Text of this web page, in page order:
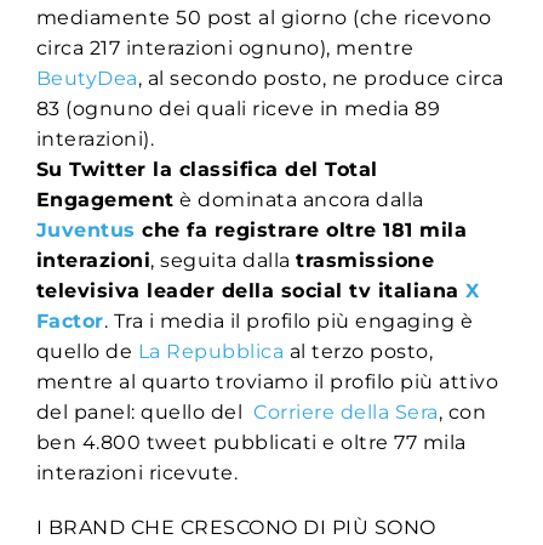
mediamente 50 post al giorno (che ricevono
circa 217 interazioni ognuno), mentre
BeutyDea, al secondo posto, ne produce circa
83 (ognuno dei quali riceve in media 89
interazioni).
Su Twitter la classifica del Total
Engagement è dominata ancora dalla
Juventus che fa registrare oltre 181 mila
interazioni, seguita dallatrasmissione
televisiva leader della social tv italianaX
Factor. Tra i media il profilo più engaging è
quello de La Repubblica al terzo posto,
mentre al quarto troviamo il profilo più attivo
del panel: quello delCorriere della Sera, con
ben 4.800 tweet pubblicati e oltre 77 mila
interazioni ricevute.
I BRAND CHE CRESCONO DI PIÙ SONO